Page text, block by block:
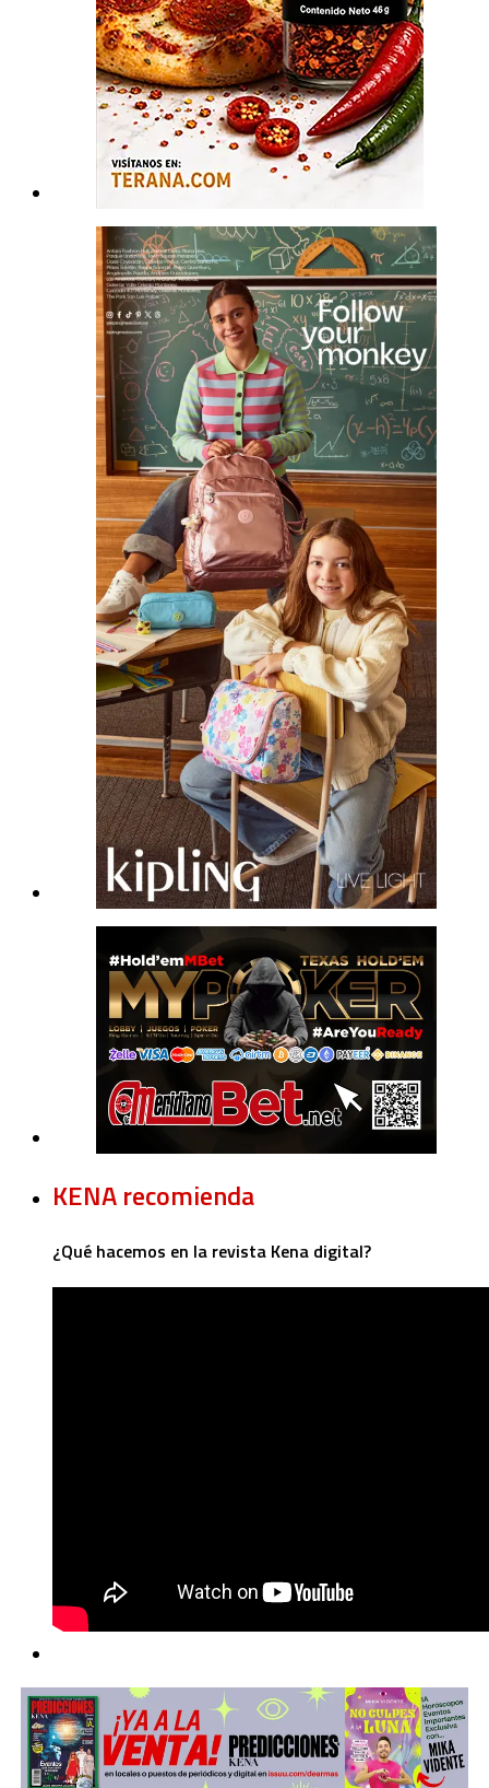
KENA recomienda
¿Qué hacemos en la revista Kena digital?